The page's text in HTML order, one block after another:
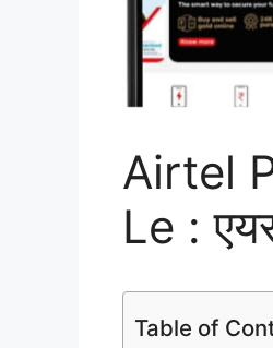
Airtel
Le :
Table of